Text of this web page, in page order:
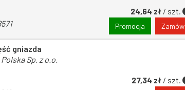
24,64 zł / szt.
Promocja Zamów
gniazda
Sp. z o.o.
27,34 zł / szt.